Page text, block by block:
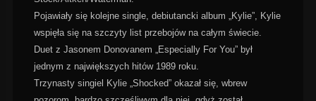
Pojawiały się kolejne single, debiutancki album „Kylie”, Kylie
wspięła się na szczyty list przebojów na całym świecie.
Duet z Jasonem Donovanem „Especially For You” był
jednym z największych hitów 1989 roku.
Trzynasty singiel Kylie „Shocked” okazał się, wbrew